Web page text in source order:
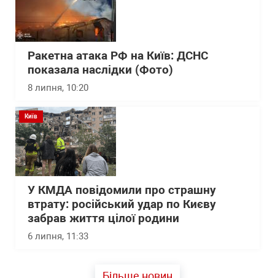
Ракетна атака РФ на Київ: ДСНС
показала наслідки (Фото)
8 липня, 10:20
Київ
У КМДА повідомили про страшну
втрату: російський удар по Києву
забрав життя цілої родини
6 липня, 11:33